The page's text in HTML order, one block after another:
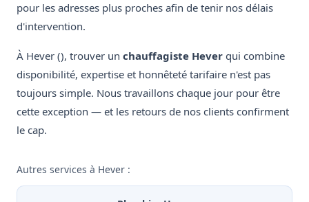
pour les adresses plus proches afin de tenir nos délais
d'intervention.
À Hever (), trouver un chauffagiste Hever qui combine
disponibilité, expertise et honnêteté tarifaire n'est pas
toujours simple. Nous travaillons chaque jour pour être
cette exception — et les retours de nos clients confirment
le cap.
Autres services à Hever :